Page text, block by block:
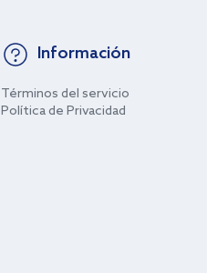
Información
Términos del servicio
Política de Privacidad